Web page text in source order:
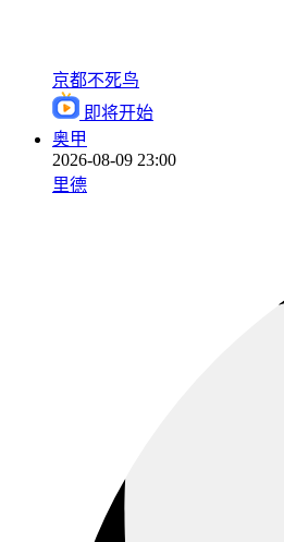
京都不死鸟
即将开始
奥甲
2026-08-09 23:00
里德